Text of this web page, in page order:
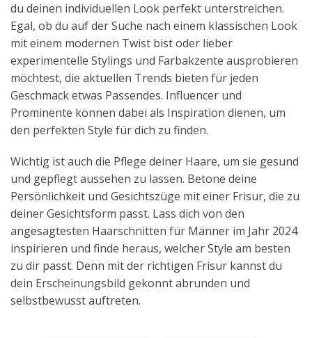
du deinen individuellen Look perfekt unterstreichen.
Egal, ob du auf der Suche nach einem klassischen Look
mit einem modernen Twist bist oder lieber
experimentelle Stylings und Farbakzente ausprobieren
möchtest, die aktuellen Trends bieten für jeden
Geschmack etwas Passendes. Influencer und
Prominente können dabei als Inspiration dienen, um
den perfekten Style für dich zu finden.
Wichtig ist auch die Pflege deiner Haare, um sie gesund
und gepflegt aussehen zu lassen. Betone deine
Persönlichkeit und Gesichtszüge mit einer Frisur, die zu
deiner Gesichtsform passt. Lass dich von den
angesagtesten Haarschnitten für Männer im Jahr 2024
inspirieren und finde heraus, welcher Style am besten
zu dir passt. Denn mit der richtigen Frisur kannst du
dein Erscheinungsbild gekonnt abrunden und
selbstbewusst auftreten.